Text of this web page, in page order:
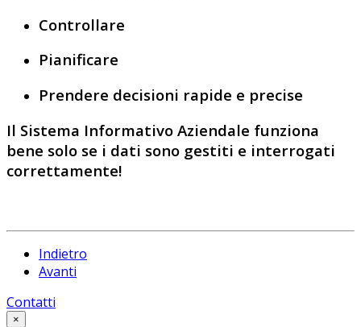
Controllare
Pianificare
Prendere decisioni rapide e precise
Il Sistema Informativo Aziendale funziona
bene solo se i dati sono gestiti e interrogati
correttamente!
Indietro
Avanti
Contatti
×